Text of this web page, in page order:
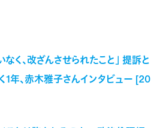
く、改ざんさせられたこと」 提訴と
年、赤木雅子さんインタビュー [20